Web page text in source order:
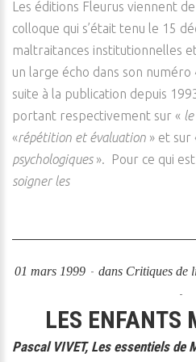
Les éditions Fleurus viennent
colloque qui s’était tenu le 15
maltraitances institutionnelles
un large écho dans son
suite à la publication depuis
portant respectivement sur «
«répétition et évaluation » et sur
psychologiques». Pour ce qui
soigner les
01 mars 1999 dans Critiques de
LES ENFANTS
Pascal VIVET, Les essentiels de